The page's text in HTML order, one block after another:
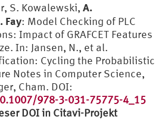
S. Kowalewski, A.
Fay: Model Checking of PLC
Impact of GRAFCET Features
In: Jansen, N., et al.
Cycling the Probabilistic
Notes in Computer Science,
Cham. DOI:
978-3-031-75775-4_15